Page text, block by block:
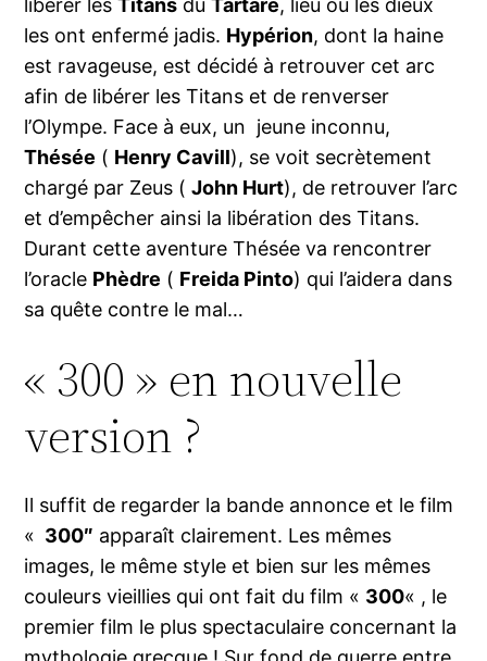
libérer lesTitans duTartare, lieu ou les dieux
les ont enfermé jadis. Hypérion, dont la haine
est ravageuse, est décidé à retrouver cet arc
afin de libérer les Titans et de renverser
l’Olympe. Face à eux, un jeune inconnu,
Thésée ( Henry Cavill), se voit secrètement
chargé par Zeus (John Hurt), de retrouver l’arc
et d’empêcher ainsi la libération des Titans.
Durant cette aventure Thésée va rencontrer
l’oracle Phèdre ( Freida Pinto) qui l’aidera dans
sa quête contre le mal…
« 300 » en nouvelle
version ?
Il suffit de regarder la bande annonce et le film
« 300″ apparaît clairement. Les mêmes
images, le même style et bien sur les mêmes
couleurs vieillies qui ont fait du film « 300« , le
premier film le plus spectaculaire concernant la